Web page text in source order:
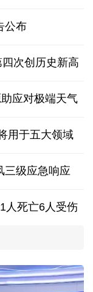
公布
次创历史新高
应对极端天气
用于五大领域
三级应急响应
人死亡6人受伤
量"变"增量"